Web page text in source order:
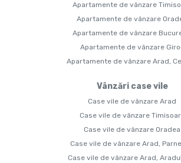
Apartamente de vânzare
Apartamente de vânzare
Apartamente de vânzare
Apartamente de vânzare
Apartamente de vânzare Arad,
Vânzări case vile
Case vile de vânzare Arad
Case vile de vânzare
Case vile de vânzare Oradea
Case vile de vânzare Arad,
Case vile de vânzare Arad,